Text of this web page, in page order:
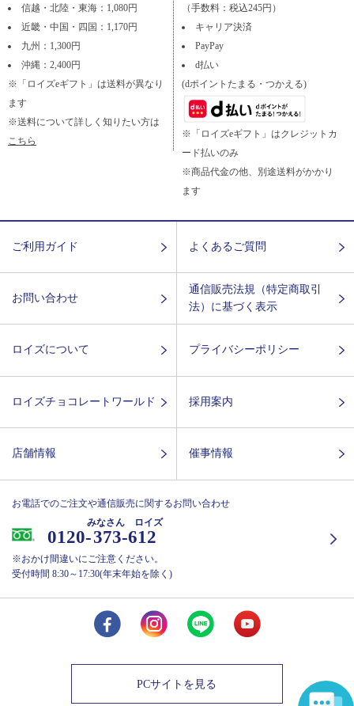
信越・北陸・東海：1,080円
近畿・中国・四国：1,170円
九州：1,300円
沖縄：2,400円
※「ロイズeギフト」は送料が異なり
ます
※送料について詳しく知りたい方は
こちら
（手数料：税込245円）
キャリア決済
PayPay
d払い
(dポイントたまる・つかえる)
※「ロイズeギフト」はクレジットカ
ード払いのみ
※商品代金の他、別途送料がかかり
ます
ご利用ガイド よくあるご質問
お問い合わせ
通信販売法規（特定商取引
法）に基づく表示
ロイズについて プライバシーポリシー
ロイズチョコレートワールド 採用案内
店舗情報 催事情報
お電話でのご注文や通信販売に関するお問い合わせ
0120-373-612
みなさん ロイズ
※おかけ間違いにご注意ください。
受付時間 8:30～17:30(年末年始を除く)
PCサイトを見る